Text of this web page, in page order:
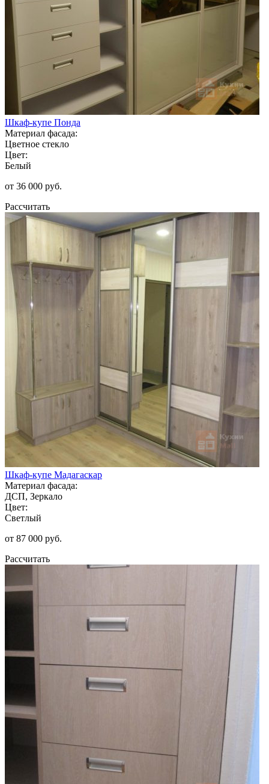
Шкаф-купе Понда
Материал фасада:
Цветное стекло
Цвет:
Белый
от 36 000 руб.
Рассчитать
Шкаф-купе Мадагаскар
Материал фасада:
ДСП, Зеркало
Цвет:
Светлый
от 87 000 руб.
Рассчитать